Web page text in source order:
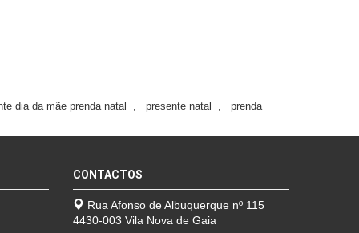
dia da mãe prenda natal , presente natal ,
prenda
CONTACTOS
Rua Afonso de Albuquerque nº 115
4430-003 Vila Nova de Gaia